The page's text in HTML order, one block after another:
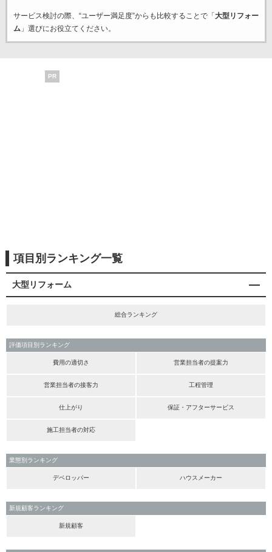
サービス検討の際、“ユーザー満足度”からも比較することで「 大型リフォー
ム」選びにお役立てください。
PR
項目別ランキング一覧
大型リフォーム
総合ランキング
評価項目別ランキング
費用の適切さ 営業担当者の提案力
営業担当者の接客力 工程管理
仕上がり 保証・アフターサービス
施工担当者の対応
業態別ランキング
デベロッパー ハウスメーカー
新規顧客ランキング
新規顧客